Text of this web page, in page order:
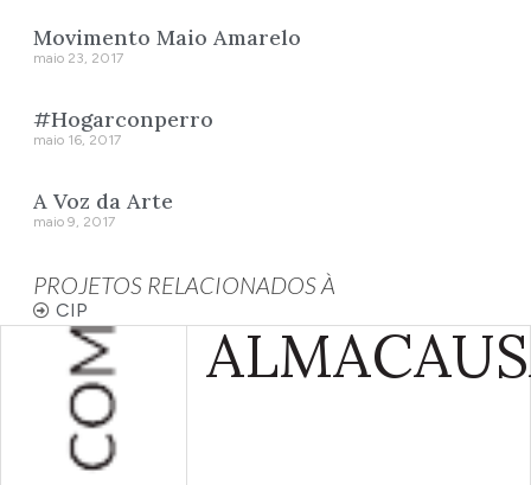
Movimento Maio Amarelo
maio 23, 2017
#Hogarconperro
maio 16, 2017
A Voz da Arte
maio 9, 2017
PROJETOS RELACIONADOS À
CIP
ALMA